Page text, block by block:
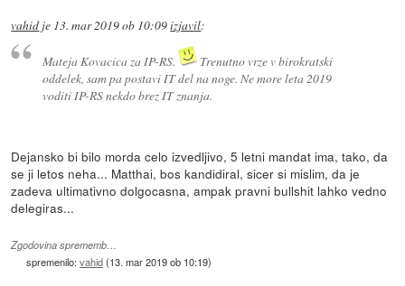
vahid je 13. mar 2019 ob 10:09izjavil:
Mateja Kovacica za IP-RS.
Trenutno vrze v birokratski
oddelek, sam pa postavi IT del na noge. Ne more leta 2019
voditi IP-RS nekdo brez IT znanja.
Dejansko bi bilo morda celo izvedljivo, 5 letni mandat ima, tako, da
se ji letos neha... Matthai, bos kandidiral, sicer si mislim, da je
zadeva ultimativno dolgocasna, ampak pravni bullshit lahko vedno
delegiras...
Zgodovina sprememb…
spremenilo:vahid(13. mar 2019 ob 10:19)